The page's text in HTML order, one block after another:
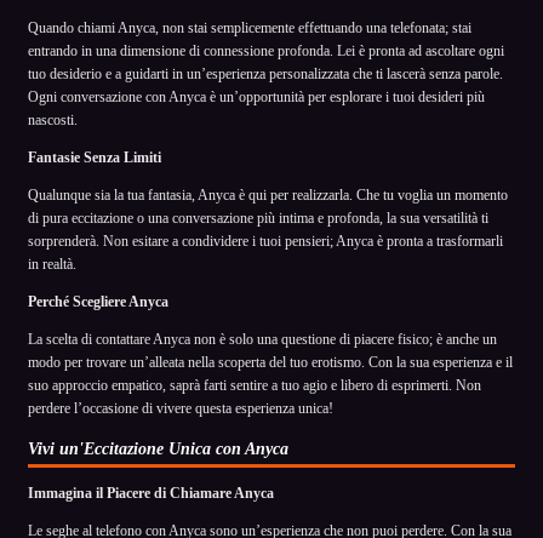
Quando chiami Anyca, non stai semplicemente effettuando una telefonata; stai
entrando in una dimensione di connessione profonda. Lei è pronta ad ascoltare ogni
tuo desiderio e a guidarti in un’esperienza personalizzata che ti lascerà senza parole.
Ogni conversazione con Anyca è un’opportunità per esplorare i tuoi desideri più
nascosti.
Fantasie Senza Limiti
Qualunque sia la tua fantasia, Anyca è qui per realizzarla. Che tu voglia un momento
di pura eccitazione o una conversazione più intima e profonda, la sua versatilità ti
sorprenderà. Non esitare a condividere i tuoi pensieri; Anyca è pronta a trasformarli
in realtà.
Perché Scegliere Anyca
La scelta di contattare Anyca non è solo una questione di piacere fisico; è anche un
modo per trovare un’alleata nella scoperta del tuo erotismo. Con la sua esperienza e il
suo approccio empatico, saprà farti sentire a tuo agio e libero di esprimerti. Non
perdere l’occasione di vivere questa esperienza unica!
Vivi un'Eccitazione Unica con Anyca
Immagina il Piacere di Chiamare Anyca
Le seghe al telefono con Anyca sono un’esperienza che non puoi perdere. Con la sua